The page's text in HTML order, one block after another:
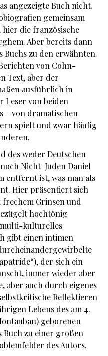
angezeigte Buch nicht.
gemeinsam
die französische
Aber bereits dann
Buchs zu den erwähnten.
von Cohn-
Text, aber der
ausführlich in
Leser von beiden
– von dramatischen
spielt und zwar häufig
des weder Deutschen
Nicht-Juden Daniel
entfernt ist, was man als
Hier präsentiert sich
Grinsen und
hochtönig
kulturelles
gibt einen intimen
der sich ein
immer wieder aber
aber auch durch eigenes
Reflektieren
Lebens des am 4.
geborenen
Buch zu einer großen
des Autors.